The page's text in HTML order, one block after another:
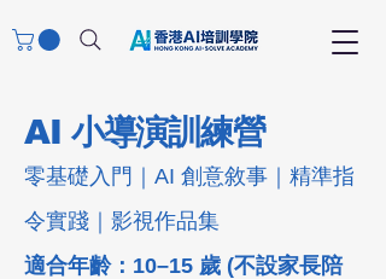
AI 小導演訓練營
零基礎入門｜AI 創意敘事｜精準指
令實踐｜影視作品集
適合年齡：10–15 歲 (不設家長陪